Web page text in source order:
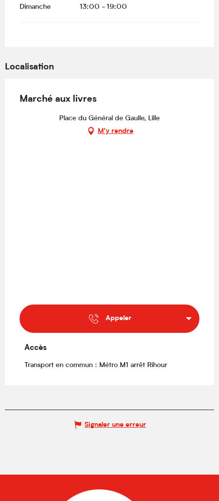
Dimanche 13:00 - 19:00
Localisation
Marché aux livres
Place du Général de Gaulle, Lille
M'y rendre
Appeler
Accès
Accès
Transport en commun : Métro M1 arrêt Rihour
Signaler une erreur